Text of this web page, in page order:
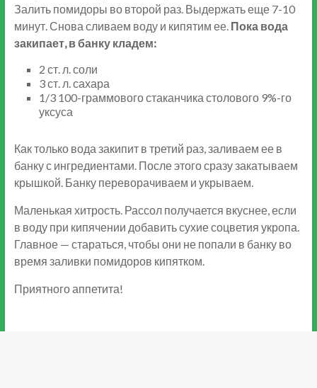
Залить помидоры во второй раз. Выдержать еще 7-10
минут. Снова сливаем воду и кипятим ее. Пока вода
закипает, в банку кладем:
2 ст. л. соли
3 ст. л. сахара
1/3 100-граммового стаканчика столового 9%-го
уксуса
Как только вода закипит в третий раз, заливаем ее в
банку с ингредиентами. После этого сразу закатываем
крышкой. Банку переворачиваем и укрываем.
Маленькая хитрость. Рассол получается вкуснее, если
в воду при кипячении добавить сухие соцветия укропа.
Главное — стараться, чтобы они не попали в банку во
время заливки помидоров кипятком.
Приятного аппетита!